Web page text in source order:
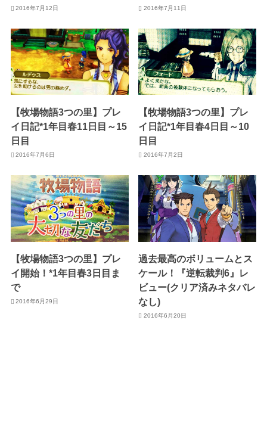
2016年7月12日 2016年7月11日
【牧場物語3つの里】プレ
イ日記*1年目春11日目～15
日目
2016年7月6日
【牧場物語3つの里】プレ
イ日記*1年目春4日目～10
日目
2016年7月2日
【牧場物語3つの里】プレ
イ開始！*1年目春3日目ま
で
2016年6月29日
過去最高のボリュームとス
ケール！『逆転裁判6』レ
ビュー(クリア済みネタバレ
なし)
2016年6月20日